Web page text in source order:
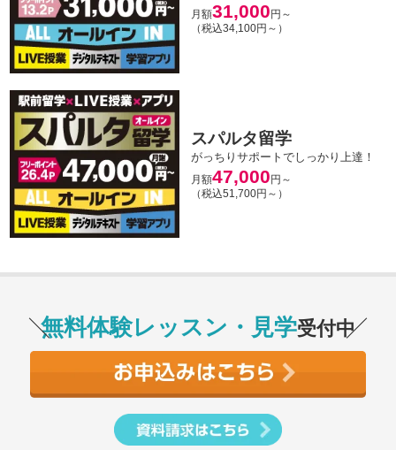
月額31,000 円～
（税込34,100円～）
スパルタ留学
がっちりサポートでしっかり上達！
月額47,000 円～
（税込51,700円～）
無料体験レッスン・見学受付中